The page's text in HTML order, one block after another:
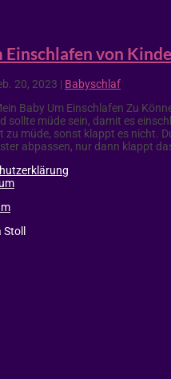
Einschlafen von
20, 2023 | Babyschlaf
Baby Um Einschlafen Zu
sollte müde sein, damit es
zu müde, sonst klappt es nicht.
abpassen, nur dann klappt